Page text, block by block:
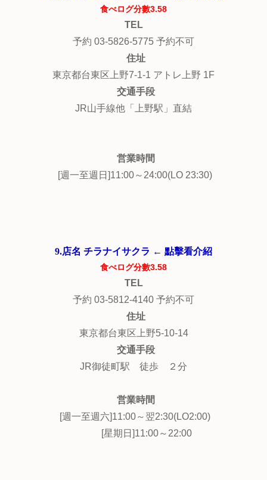
食べログ分數3.58
TEL
予約 03-5826-5775 予約不可
住址
東京都台東区上野7-1-1 アトレ上野 1F
交通手段
JR山手線他「上野駅」直結
営業時間
[週一至週日]11:00～24:00(LO 23:30)
9.店名 チラナイサクラ ← 點擊看介紹
食べログ分數3.58
TEL
予約 03-5812-4140 予約不可
住址
東京都台東区上野5-10-14
交通手段
JR御徒町駅 徒歩 ２分
営業時間
[週一至週六]11:00～翌2:30(LO2:00)
[星期日]11:00～22:00